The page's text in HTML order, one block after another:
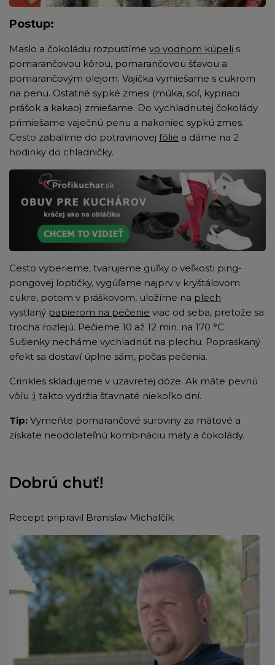
Postup:
Maslo a čokoládu rozpustíme vo vodnom kúpeli s
pomarančovou kôrou, pomarančovou šťavou a
pomarančovým olejom. Vajíčka vymiešame s cukrom
na penu. Ostatné sypké zmesi (múka, soľ, kypriaci
prášok a kakao) zmiešame. Do vychladnutej čokolády
primiešame vaječnú penu a nakoniec sypkú zmes.
Cesto zabalíme do potravinovej fólie a dáme na 2
hodinky do chladničky.
Cesto vyberieme, tvarujeme guľky o veľkosti ping-
pongovej loptičky, vygúľame najprv v kryštálovom
cukre, potom v práškovom, uložíme na plech
vystlaný papierom na pečenie viac od seba, pretože sa
trocha rozlejú. Pečieme 10 až 12 min. na 170 °C.
Sušienky necháme vychladnúť na plechu. Popraskaný
efekt sa dostaví úplne sám, počas pečenia.
Crinkles skladujeme v uzavretej dóze. Ak máte pevnú
vôľu :) takto vydržia šťavnaté niekoľko dní.
Tip: Vymeňte pomarančové suroviny za mätové a
získate neodolateľnú kombináciu mäty a čokolády.
Dobrú chuť!
Recept pripravil Branislav Michalčík: